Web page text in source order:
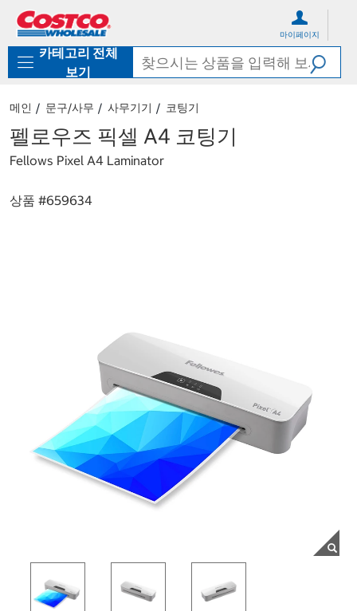
로
기
가
마이페이지
카테고리 전체
보기
메인 문구/사무 사무기기 코팅기
펠로우즈 픽셀 A4 코팅기
Fellows Pixel A4 Laminator
상품 #659634